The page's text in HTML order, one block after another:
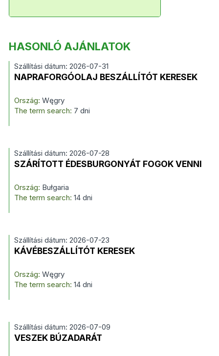
HASONLÓ AJÁNLATOK
Szállítási dátum: 2026-07-31
NAPRAFORGÓOLAJ BESZÁLLÍTÓT KERESEK
Ország: Węgry
The term search: 7 dni
Szállítási dátum: 2026-07-28
SZÁRÍTOTT ÉDESBURGONYÁT FOGOK VENNI
Ország: Bułgaria
The term search: 14 dni
Szállítási dátum: 2026-07-23
KÁVÉBESZÁLLÍTÓT KERESEK
Ország: Węgry
The term search: 14 dni
Szállítási dátum: 2026-07-09
VESZEK BÚZADARÁT